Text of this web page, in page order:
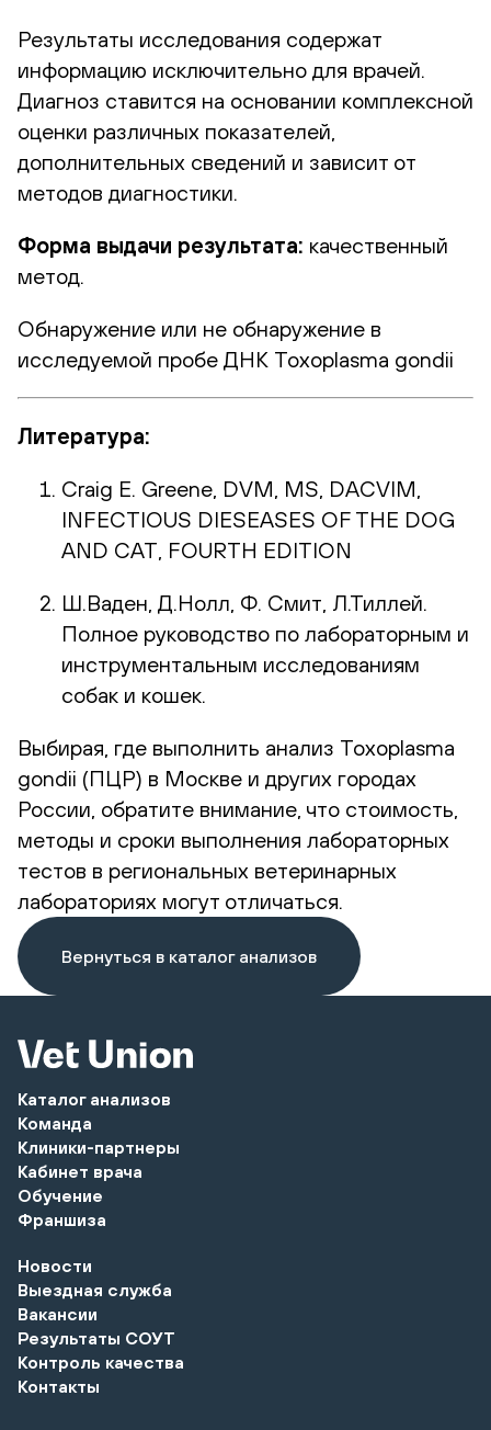
Результаты исследования содержат
информацию исключительно для врачей.
Диагноз ставится на основании комплексной
оценки различных показателей,
дополнительных сведений и зависит от
методов диагностики.
Форма выдачи результата: качественный
метод.
Обнаружение или не обнаружение в
исследуемой пробе ДНК Toxoplasma gondii
Литература:
Craig E. Greene, DVM, MS, DACVIM,
INFECTIOUS DIESEASES OF THE DOG
AND CAT, FOURTH EDITION
Ш.Ваден, Д.Нолл, Ф. Смит, Л.Тиллей.
Полное руководство по лабораторным и
инструментальным исследованиям
собак и кошек.
Выбирая, где выполнить анализ Toxoplasma
gondii (ПЦР) в Москве и других городах
России, обратите внимание, что стоимость,
методы и сроки выполнения лабораторных
тестов в региональных ветеринарных
лабораториях могут отличаться.
Вернуться в каталог анализов
Каталог анализов
Команда
Клиники-партнеры
Кабинет врача
Обучение
Франшиза
Новости
Выездная служба
Вакансии
Результаты СОУТ
Контроль качества
Контакты